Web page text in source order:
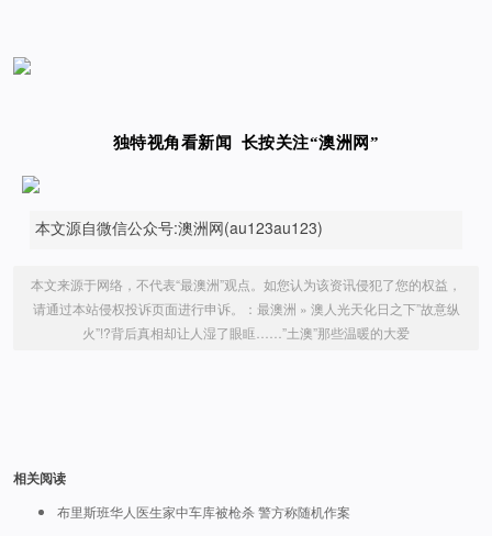
独特视角看新闻 长按关注“澳洲网”
本文源自微信公众号:澳洲网(au123au123)
本文来源于网络，不代表“最澳洲”观点。如您认为该资讯侵犯了您的权益，
请通过本站侵权投诉页面进行申诉。： 最澳洲 » 澳人光天化日之下”故意纵
火”!?背后真相却让人湿了眼眶……”土澳”那些温暖的大爱
相关阅读
布里斯班华人医生家中车库被枪杀 警方称随机作案